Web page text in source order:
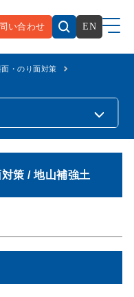
い合わせ EN
面・のり面対策
策 / 地山補強土